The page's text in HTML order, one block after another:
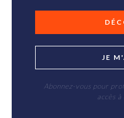
JE
Abonnez-vous pour
accès